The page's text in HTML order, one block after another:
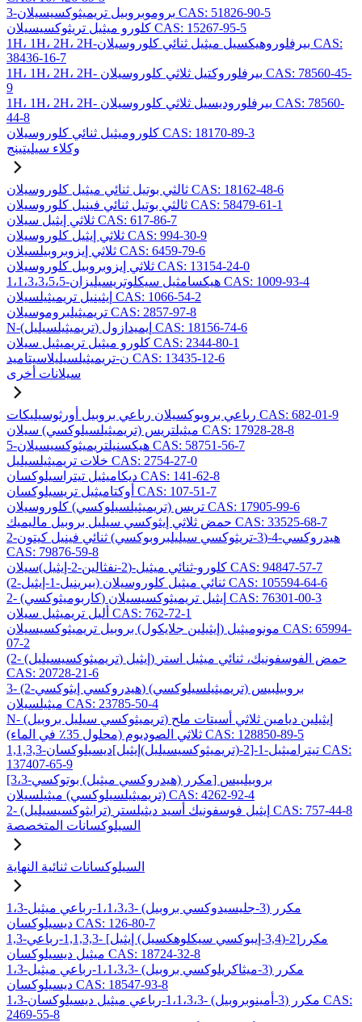
3-بروموبروبيل تريميثوكسيسيلان CAS: 51826-90-5
كلورو ميثيل تريثوكسيسيلان CAS: 15267-95-5
1H، 1H، 2H، 2H-بيرفلوروهيكسيل ميثيل ثنائي كلوروسيلان CAS:
38436-16-7
1H، 1H، 2H، 2H- بيرفلوروكتيل ثلاثي كلوروسيلان CAS: 78560-45-
9
1H، 1H، 2H، 2H- بيرفلوروديسيل ثلاثي كلوروسيلان CAS: 78560-
44-8
كلوروميثيل ثنائي كلوروسيلان CAS: 18170-89-3
وكلاء سيليتينج
ثالثي بوتيل ثنائي ميثيل كلوروسيلان CAS: 18162-48-6
ثالثي بوتيل ثنائي فينيل كلوروسيلان CAS: 58479-61-1
ثلاثي إيثيل سيلان CAS: 617-86-7
ثلاثي إيثيل كلوروسيلان CAS: 994-30-9
ثلاثي إيزوبروبيلسيلان CAS: 6459-79-6
ثلاثي إيزوبروبيل كلوروسيلان CAS: 13154-24-0
1،1،3،3،5،5-هيكسامثيل سيكلوتريسيليزان CAS: 1009-93-4
إيثينيل تريميثيلسيلان CAS: 1066-54-2
تريميثيلبروموسيلان CAS: 2857-97-8
N-(تريميثيلسيليل) إيميدازول CAS: 18156-74-6
كلورو ميثيل تريميثيل سيلان CAS: 2344-80-1
ن-تريميثيلسيليلاسيتاميد CAS: 13435-12-6
سيلانات أخرى
رباعي بروبوكسيلان رباعي بروبيل أورثوسيليكات CAS: 682-01-9
ميثيلتريس (تريميثيلسيلوكسي) سيلان CAS: 17928-28-8
5-هيكسنيلتريميثوكسيسيلان CAS: 58751-56-7
خلات تريميثيلسيليل CAS: 2754-27-0
ديكاميثيل تيتراسيلوكسان CAS: 141-62-8
أوكتاميثيل تريسيلوكسان CAS: 107-51-7
تريس (تريميثيلسيلوكسي) كلوروسيلان CAS: 17905-99-6
حمض ثلاثي إيثوكسي سيليل بروبيل ماليميك CAS: 33525-68-7
2-هيدروكسي-4-(3-تريثوكسي سيليلبروبوكسي) ثنائي فينيل كيتون
CAS: 79876-59-8
كلورو-ثنائي ميثيل-(2-نفثالين-2-إيثيل)سيلان CAS: 94847-57-7
(2-بيرينيل-1-إيثيل) ثنائي ميثيل كلوروسيلان CAS: 105594-64-6
2- (كاربوميثوكسي) إيثيل تريميثوكسيسيلان CAS: 76301-00-3
أليل تريميثيل سيلان CAS: 762-72-1
مونوميثيل (إيثيلين جلايكول) بروبيل تريميثوكسيسيلان CAS: 65994-
07-2
(2- (تريميثوكسيسيليل) إيثيل) حمض الفوسفونيك، ثنائي ميثيل استر
CAS: 20728-21-6
3- (2-هيدروكسي إيثوكسي) بروبيلبيس (تريميثيلسيلوكسي)
ميثيلسيلان CAS: 23785-50-4
N- (تريميثوكسي سيليل بروبيل) إيثيلين ديامين ثلاثي أسيتات ملح
ثلاثي الصوديوم (محلول 35٪ في الماء) CAS: 128850-89-5
1,1,3,3-تيتراميثيل-1-[2-(تريميثوكسيسيليل)إيثيل]ديسيلوكسان CAS:
137407-65-9
[3،3-مكرر (هيدروكسي ميثيل) بوتوكسي] بروبيلبيس
(تريميثيلسيلوكسي) ميثيلسيلان CAS: 4262-92-4
2- (ترايثوكسيسيليل) إيثيل فوسفونيك أسيد ديثيلستر CAS: 757-44-8
السيلوكسانات المتخصصة
السيلوكسانات ثنائية النهاية
1،3-مكرر (3-جليسيدوكسي بروبيل) -1،1،3،3-رباعي ميثيل
ديسيلوكسان CAS: 126-80-7
1,3-مكرر[2-(3,4-إيبوكسي سيكلوهكسيل) إيثيل] -1,1,3,3-رباعي
ميثيل ديسيلوكسان CAS: 18724-32-8
1،3-مكرر (3-ميثاكريلوكسي بروبيل) -1،1،3،3-رباعي ميثيل
ديسيلوكسان CAS: 18547-93-8
1،3-مكرر (3-أمينوبروبيل) -1،1،3،3-رباعي ميثيل ديسيلوكسان CAS:
2469-55-8